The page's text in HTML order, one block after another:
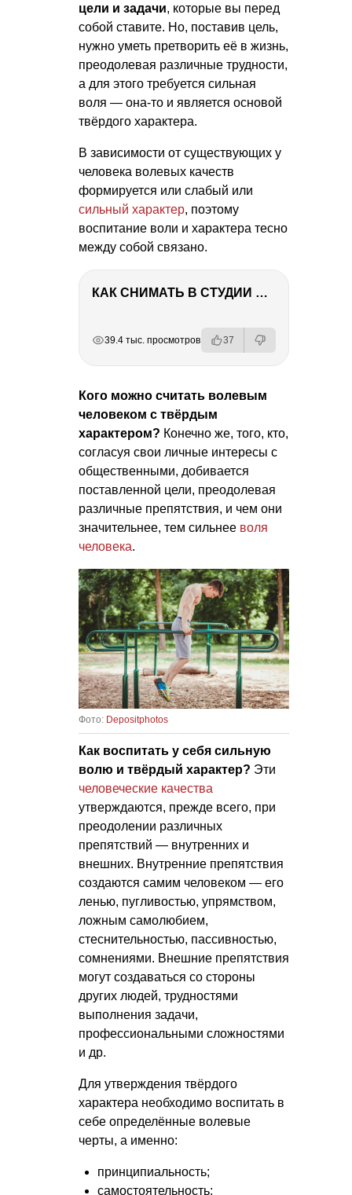
цели и задачи, которые вы перед
собой ставите. Но, поставив цель,
нужно уметь претворить её в жизнь,
преодолевая различные трудности,
а для этого требуется сильная
воля — она-то и является основой
твёрдого характера.
В зависимости от существующих у
человека волевых качеств
формируется или слабый или
сильный характер, поэтому
воспитание воли и характера тесно
между собой связано.
КАК СНИМАТЬ В СТУДИИ СО ВСПЫШКАМИ
39.4 тыс. просмотров 37
Кого можно считать волевым
человеком с твёрдым
характером? Конечно же, того, кто,
согласуя свои личные интересы с
общественными, добивается
поставленной цели, преодолевая
различные препятствия, и чем они
значительнее, тем сильнее воля
человека.
Фото: Depositphotos
Как воспитать у себя сильную
волю и твёрдый характер? Эти
человеческие качества
утверждаются, прежде всего, при
преодолении различных
препятствий — внутренних и
внешних. Внутренние препятствия
создаются самим человеком — его
ленью, пугливостью, упрямством,
ложным самолюбием,
стеснительностью, пассивностью,
сомнениями. Внешние препятствия
могут создаваться со стороны
других людей, трудностями
выполнения задачи,
профессиональными сложностями
и др.
Для утверждения твёрдого
характера необходимо воспитать в
себе определённые волевые
черты, а именно:
принципиальность;
самостоятельность;